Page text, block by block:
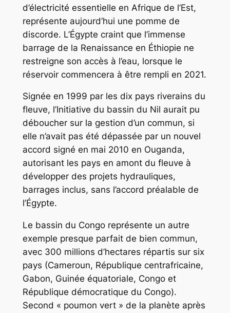
d’électricité essentielle en Afrique de l’Est,
représente aujourd’hui une pomme de
discorde. L’Égypte craint que l’immense
barrage de la Renaissance en Éthiopie ne
restreigne son accès à l’eau, lorsque le
réservoir commencera à être rempli en 2021.
Signée en 1999 par les dix pays riverains du
fleuve, l’Initiative du bassin du Nil aurait pu
déboucher sur la gestion d’un commun, si
elle n’avait pas été dépassée par un nouvel
accord signé en mai 2010 en Ouganda,
autorisant les pays en amont du fleuve à
développer des projets hydrauliques,
barrages inclus, sans l’accord préalable de
l’Égypte.
Le bassin du Congo représente un autre
exemple presque parfait de bien commun,
avec 300 millions d’hectares répartis sur six
pays (Cameroun, République centrafricaine,
Gabon, Guinée équatoriale, Congo et
République démocratique du Congo).
Second « poumon vert » de la planète après